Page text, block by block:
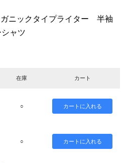
ニックタイプライター 半袖
ャツ
在庫 カート
○
○